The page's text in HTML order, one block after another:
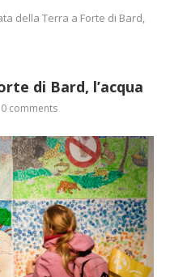
della Terra a Forte di Bard,
di Bard, l’acqua
0 comments